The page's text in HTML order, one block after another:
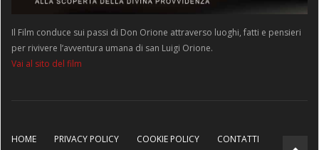
Il Film conduce sui passi di Don Orione attraverso luoghi, fatti e pensieri
per rivivere l’avventura umana di san Luigi Orione.
Vai al sito del film
HOME PRIVACY POLICY COOKIE POLICY CONTATTI